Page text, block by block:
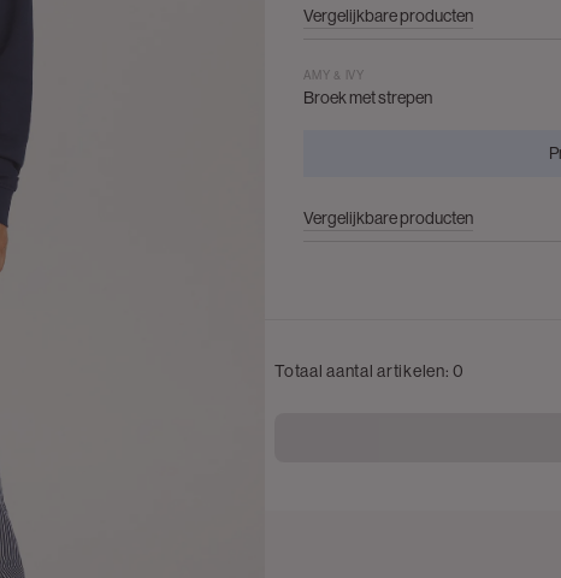
Vergelijkbare producten
AMY & IVY
Broek met strepen
Vergelijkbare producten
Totaal aantal artikelen:0